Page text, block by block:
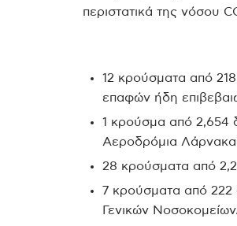
περιστατικά της νόσου
12 κρούσματα από
επαφών ήδη
1 κρούσμα από 2,654
Αεροδρόμια
28 κρούσματα από
7 κρούσματα από 222
Γενικών Νοσοκομείων.